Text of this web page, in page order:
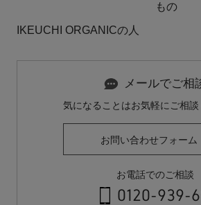
もの
IKEUCHI ORGANICの人
メールでご相
気になることはお気軽にご相談
お問い合わせフォーム
お電話でのご相談
0120-939-